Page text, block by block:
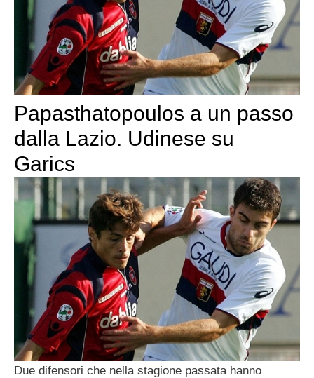
Papasthatopoulos a un passo
dalla Lazio. Udinese su
Garics
Due difensori che nella stagione passata hanno